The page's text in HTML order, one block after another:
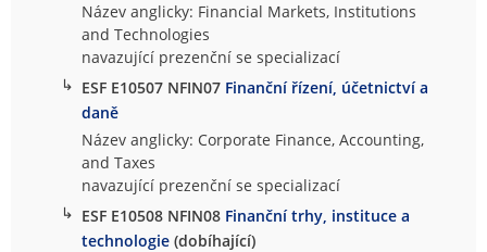
Název anglicky: Financial Markets, Institutions
and Technologies
navazující prezenční se specializací
↳ ESF E10507 NFIN07 Finanční řízení, účetnictví a
daně
Název anglicky: Corporate Finance, Accounting,
and Taxes
navazující prezenční se specializací
↳ ESF E10508 NFIN08 Finanční trhy, instituce a
technologie (dobíhající)